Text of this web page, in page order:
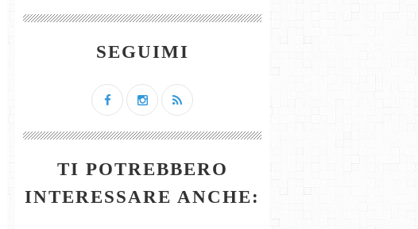
SEGUIMI
TI POTREBBERO
INTERESSARE ANCHE: